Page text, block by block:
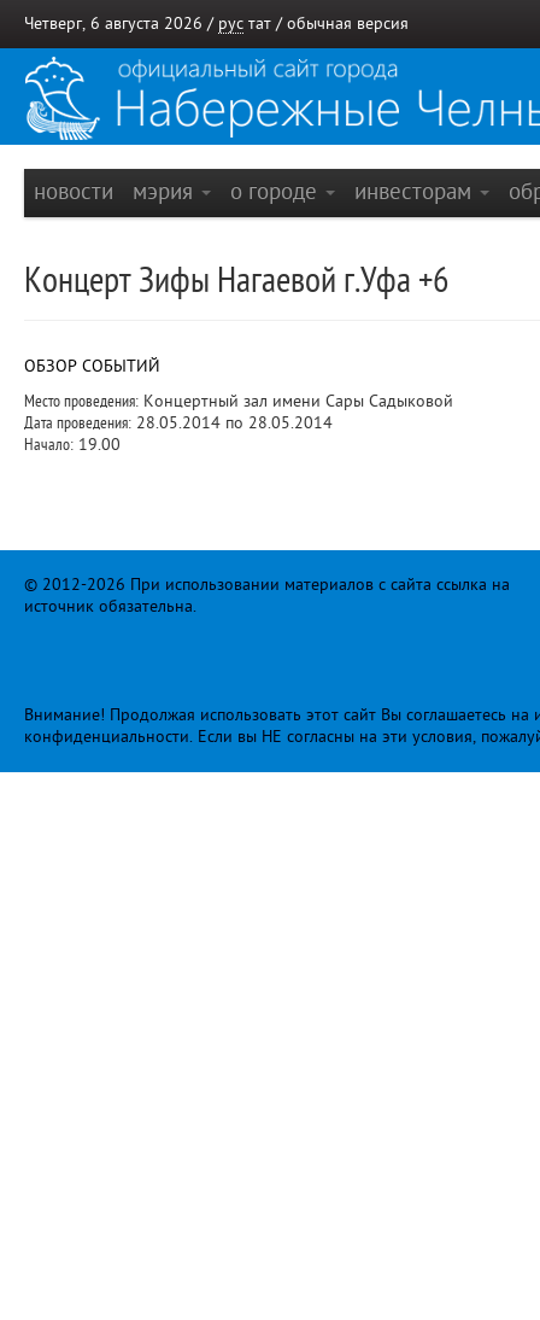
Четверг, 6 августа 2026 / рус тат / обычная версия
новости мэрия о городе инвесторам
Концерт Зифы Нагаевой г.Уфа +6
ОБЗОР СОБЫТИЙ
Место проведения: Концертный зал имени Сары Садыковой
Дата проведения: 28.05.2014 по 28.05.2014
Начало: 19.00
© 2012-2026 При использовании материалов с сайта ссылка на
источник обязательна.
Внимание! Продолжая использовать этот сайт Вы соглашаетесь
конфиденциальности. Если вы НЕ согласны на эти условия,